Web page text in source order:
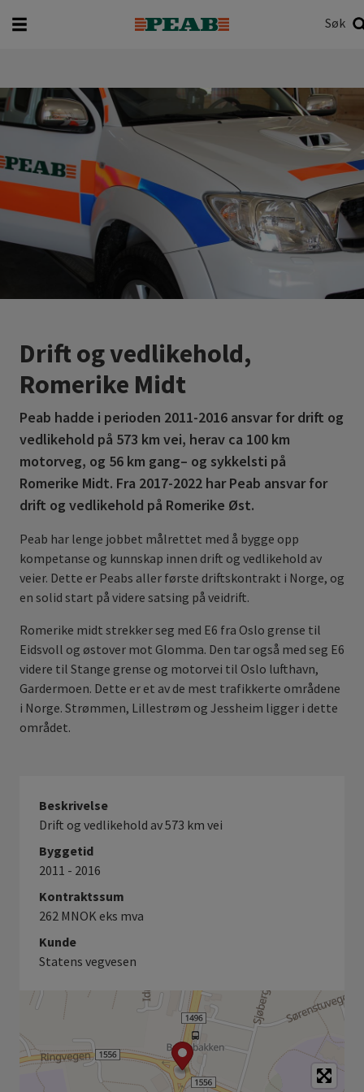
Søk
Drift og vedlikehold,
Romerike Midt
Peab hadde i perioden 2011-2016 ansvar for drift og
vedlikehold på 573 km vei, herav ca 100 km
motorveg, og 56 km gang– og sykkelsti på
Romerike Midt. Fra 2017-2022 har Peab ansvar for
drift og vedlikehold på Romerike Øst.
Peab har lenge jobbet målrettet med å bygge opp
kompetanse og kunnskap innen drift og vedlikehold av
veier. Dette er Peabs aller første driftskontrakt i Norge, og
en solid start på videre satsing på veidrift.
Romerike midt strekker seg med E6 fra Oslo grense til
Eidsvoll og østover mot Glomma. Den tar også med seg E6
videre til Stange grense og motorvei til Oslo lufthavn,
Gardermoen. Dette er et av de mest trafikkerte områdene
i Norge. Strømmen, Lillestrøm og Jessheim ligger i dette
området.
Beskrivelse
Drift og vedlikehold av 573 km vei
Byggetid
2011 - 2016
Kontraktssum
262 MNOK eks mva
Kunde
Statens vegvesen